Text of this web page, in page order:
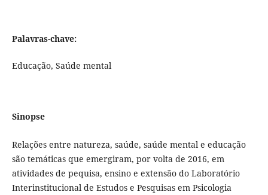
Palavras-chave:
Educação, Saúde mental
Sinopse
Relações entre natureza, saúde, saúde mental e educação
são temáticas que emergiram, por volta de 2016, em
atividades de pequisa, ensino e extensão do Laboratório
Interinstitucional de Estudos e Pesquisas em Psicologia